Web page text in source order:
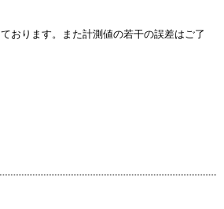
おります。また計測値の若干の誤差はご了